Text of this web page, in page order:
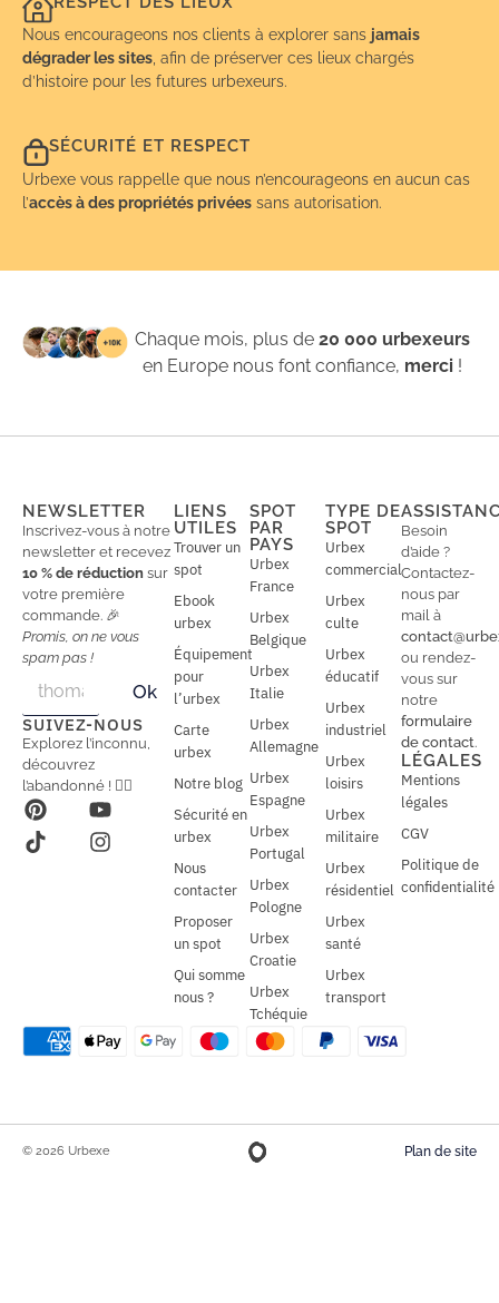
Nous encourageons nos clients à explorer sans jamais
dégrader les sites , afin de préserver ces lieux chargés
d’histoire pour les futures urbexeurs.
SÉCURITÉ ET RESPECT
Urbexe vous rappelle que nous n’encourageons en aucun cas
l’accès à des propriétés privées sans autorisation.
Chaque mois, plus de20 000 urbexeurs
en Europe nous font confiance, merci !
NEWSLETTER
Inscrivez-vous à notre
newsletter et recevez
10 % de réduction sur
votre première
commande. 🎉
Promis, on ne vous
spam pas !
a
i
l
a
i
l
*
Ok
SUIVEZ-NOUS
Explorez l’inconnu,
découvrez
l’abandonné ! 🕵️‍♂️
LIENS
UTILES
Trouver un
spot
Ebook
urbex
Équipement
pour
l’urbex
Carte
urbex
Notre blog
Sécurité en
urbex
Nous
contacter
Proposer
un spot
Qui somme
nous ?
SPOT
PAR
PAYS
Urbex
France
Urbex
Belgique
Urbex
Italie
Urbex
Allemagne
Urbex
Espagne
Urbex
Portugal
Urbex
Pologne
Urbex
Croatie
Urbex
Tchéquie
TYPE DE
SPOT
Urbex
commercial
Urbex
culte
Urbex
éducatif
Urbex
industriel
Urbex
loisirs
Urbex
militaire
Urbex
résidentiel
Urbex
santé
Urbex
transport
Besoin
d’aide ?
Contactez-
nous par
mail à
ou rendez-
vous sur
notre
formulaire
de contact.
LÉGALES
Mentions
légales
CGV
Politique de
confidentialité
© 2026 Urbexe Plan de site